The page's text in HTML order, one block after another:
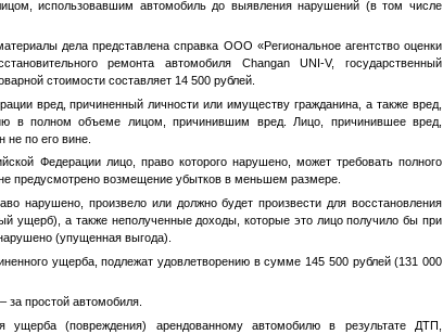
использовавшим автомобиль до выявления нарушений (в том числе
дела представлена справка ООО «Региональное агентство оценки
ремонта автомобиля Changan UNI-V, государственный
стоимости составляет 14 500 рублей.
вред, причиненный личности или имуществу гражданина, а также вред,
в полном объеме лицом, причинившим вред. Лицо, причинившее вред,
не по его вине.
Федерации лицо, право которого нарушено, может требовать полного
предусмотрено возмещение убытков в меньшем размере.
нарушено, произвело или должно будет произвести для восстановления
ущерб), а также неполученные доходы, которые это лицо получило бы при
(упущенная выгода).
ущерба, подлежат удовлетворению в сумме 145 500 рублей (131 000
за простой автомобиля.
(повреждения) арендованному автомобилю в результате ДТП,